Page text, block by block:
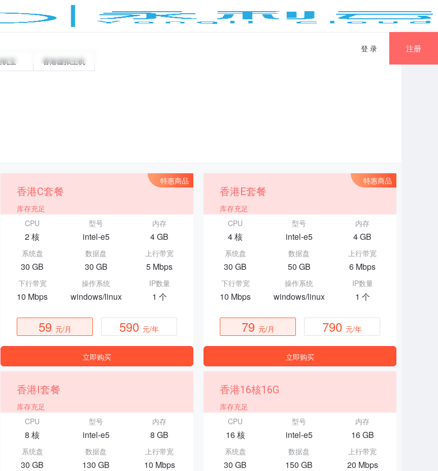
登 录 注册
宝 香港虚拟主机
香港C套餐
库存充足
特惠商品
CPU
2 核
型号
intel-e5
内存
4 GB
系统盘
30 GB
数据盘
30 GB
上行带宽
5 Mbps
下行带宽
10 Mbps
操作系统
windows/linux
IP数量
1 个
59 元/月 590 元/年
立即购买
香港E套餐
库存充足
特惠商品
CPU
4 核
型号
intel-e5
内存
4 GB
系统盘
30 GB
数据盘
50 GB
上行带宽
6 Mbps
下行带宽
10 Mbps
操作系统
windows/linux
IP数量
1 个
79 元/月 790 元/年
立即购买
香港I套餐
库存充足
CPU
8 核
型号
intel-e5
内存
8 GB
系统盘
30 GB
数据盘
130 GB
上行带宽
10 Mbps
香港16核16G
库存充足
CPU
16 核
型号
intel-e5
内存
16 GB
系统盘
30 GB
数据盘
150 GB
上行带宽
20 Mbps